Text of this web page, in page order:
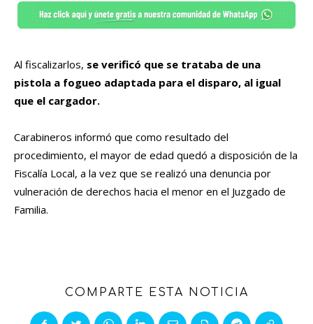
Al fiscalizarlos, se verificó que se trataba de una
pistola a fogueo adaptada para el disparo, al igual
que el cargador.
Carabineros informó que como resultado del
procedimiento, el mayor de edad quedó a disposición de la
Fiscalía Local, a la vez que se realizó una denuncia por
vulneración de derechos hacia el menor en el Juzgado de
Familia.
COMPARTE ESTA NOTICIA